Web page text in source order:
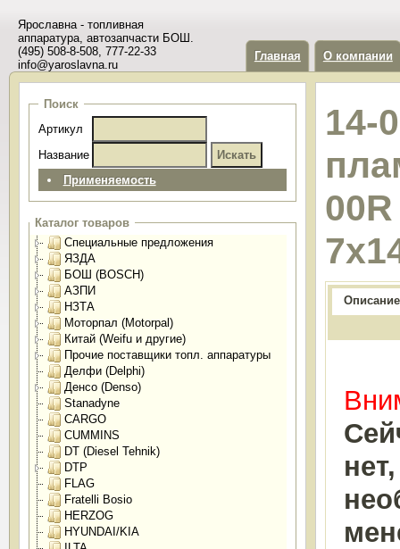
Ярославна - топливная
аппаратура, автозапчасти БОШ.
(495) 508-8-508, 777-22-33
info@yaroslavna.ru
Главная О компании
Поиск
Артикул
Название
Применяемость
Каталог товаров
Специальные предложения
ЯЗДА
БОШ (BOSCH)
АЗПИ
НЗТА
Моторпал (Motorpal)
Китай (Weifu и другие)
Прочие поставщики топл. аппаратуры
Делфи (Delphi)
Денсо (Denso)
Stanadyne
CARGO
CUMMINS
DT (Diesel Tehnik)
DTP
FLAG
Fratelli Bosio
HERZOG
HYUNDAI/KIA
14-
Описание